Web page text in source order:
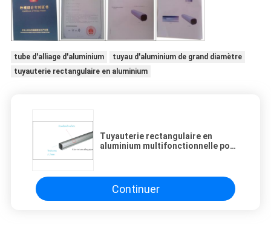
tube d'alliage d'aluminium
tuyau d'aluminium de grand diamètre
tuyauterie rectangulaire en aluminium
Tuyauterie rectangulaire en
aluminium multifonctionnelle pour
Continuer